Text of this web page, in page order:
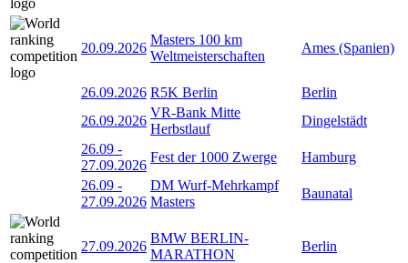
20.09.2026
Masters 100 km
Weltmeisterschaften
Ames (Spanien)
26.09.2026 R5K Berlin
Berlin
26.09.2026
VR-Bank Mitte
Herbstlauf
Dingelstädt
26.09 -
27.09.2026
Fest der 1000 Zwerge
Hamburg
26.09 -
27.09.2026
DM Wurf-Mehrkampf
Masters
Baunatal
27.09.2026
BMW BERLIN-
MARATHON
Berlin